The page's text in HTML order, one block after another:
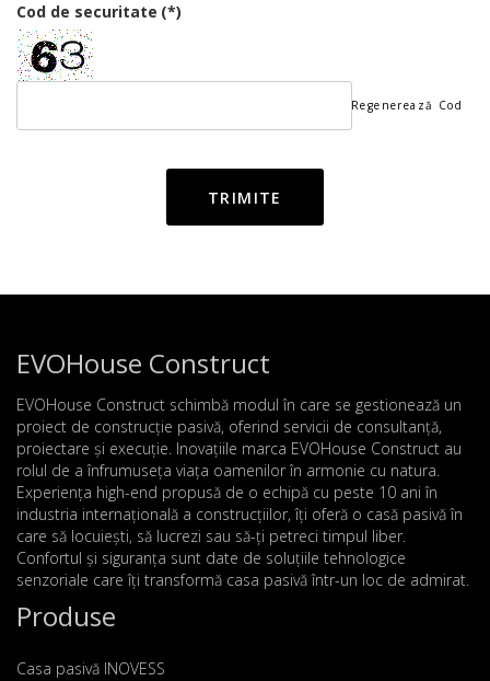
Cod de securitate (*)
Regenerează Cod
TRIMITE
EVOHouse Construct
EVOHouse Construct schimbă modul în care se gestionează un
proiect de construcție pasivă, oferind servicii de consultanță,
proiectare și execuție. Inovațiile marca EVOHouse Construct au
rolul de a înfrumuseța viața oamenilor în armonie cu natura.
Experiența high-end propusă de o echipă cu peste 10 ani în
industria internațională a construcțiilor, îți oferă o casă pasivă în
care să locuiești, să lucrezi sau să-ți petreci timpul liber.
Confortul și siguranța sunt date de soluțiile tehnologice
senzoriale care îți transformă casa pasivă într-un loc de admirat.
Produse
Casa pasivă INOVESS